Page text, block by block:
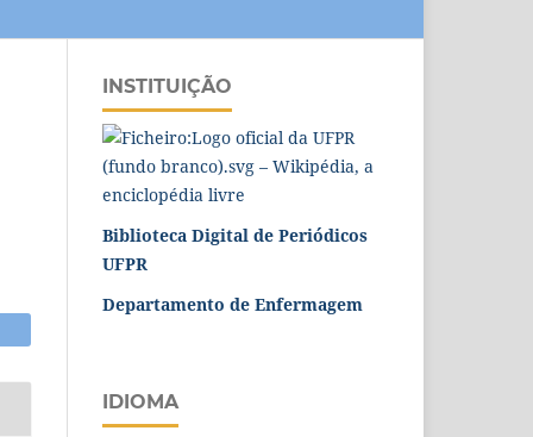
INSTITUIÇÃO
Biblioteca Digital de Periódicos
UFPR
Departamento de Enfermagem
IDIOMA